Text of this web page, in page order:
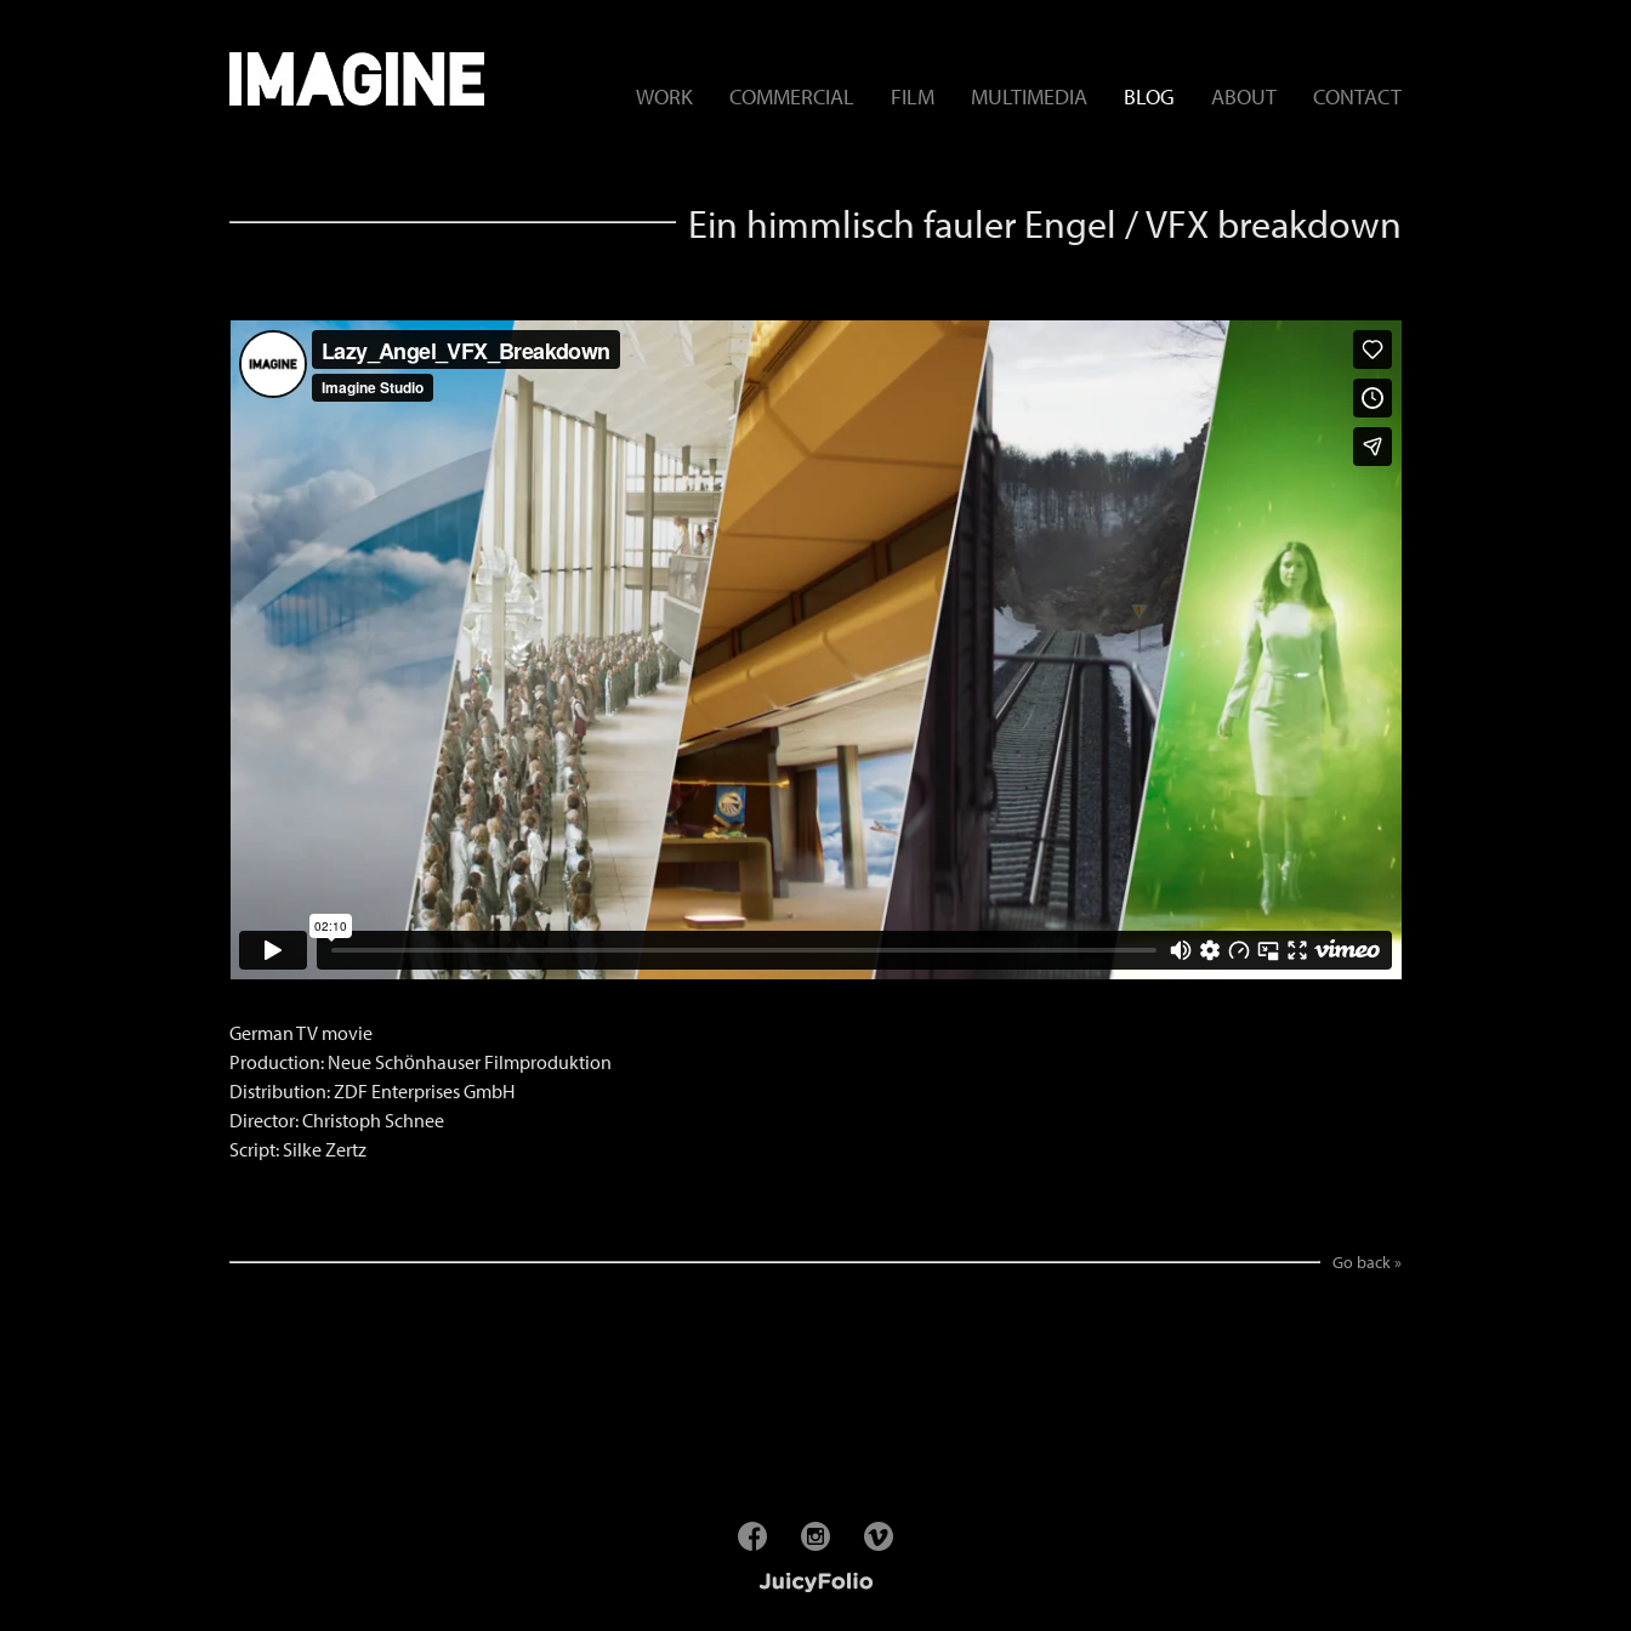
WORK COMMERCIAL FILM MULTIMEDIA BLOG ABOUT CONTACT
Ein himmlisch fauler Engel / VFX breakdown
German TV movie
Production: Neue Schönhauser Filmproduktion
Distribution: ZDF Enterprises GmbH
Director: Christoph Schnee
Script: Silke Zertz
Go back »